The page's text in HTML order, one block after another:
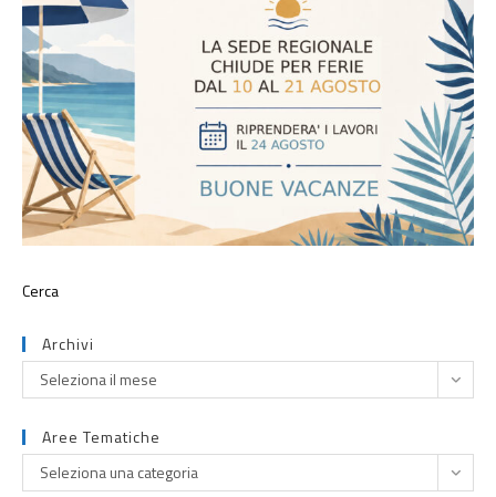
Archivi
Seleziona il mese
Aree Tematiche
Seleziona una categoria